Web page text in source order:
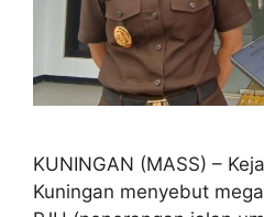
KUNINGAN (MASS) –
Kuningan menyebut